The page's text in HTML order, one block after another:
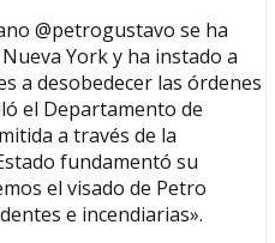
@petrogustavo se ha
York y ha instado a
a desobedecer las órdenes
el Departamento de
a través de la
fundamentó su
el visado de Petro
e incendiarias».